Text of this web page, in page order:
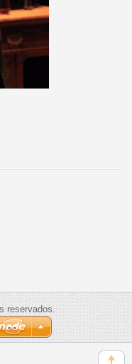
reservados.